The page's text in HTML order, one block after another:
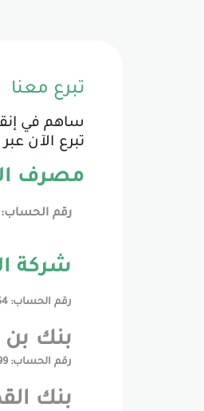
تبرع معنا
ساهم في
تبرع الآن
مصرف
رقم الحساب: 01511708
شركة
رقم الحساب: 254030454
بنك بن
رقم الحساب: 00020099
بنك